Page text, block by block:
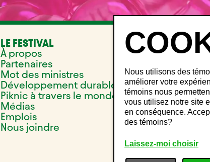
LE FESTIVAL
À propos
Partenaires
Mot des ministres
Développement durable
Piknic à travers le monde
Médias
Emplois
Nous joindre
INFOS
FAQ
Gestion
Plan de
Nous utilisons des
améliorer votre
témoins nous
vous utilisez notre site
en conséquence.
des témoins?
Laissez-moi choisir